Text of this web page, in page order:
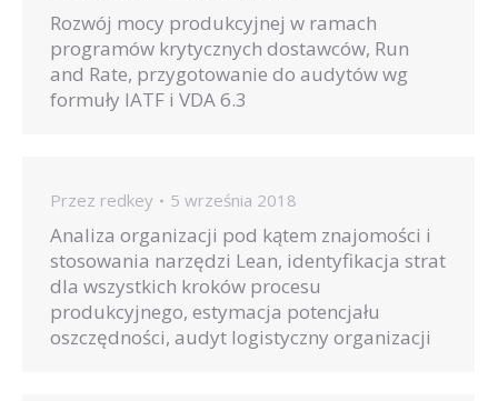
Rozwój mocy produkcyjnej w ramach
programów krytycznych dostawców, Run
and Rate, przygotowanie do audytów wg
formuły IATF i VDA 6.3
Przez redkey 5 września 2018
Analiza organizacji pod kątem znajomości i
stosowania narzędzi Lean, identyfikacja strat
dla wszystkich kroków procesu
produkcyjnego, estymacja potencjału
oszczędności, audyt logistyczny organizacji